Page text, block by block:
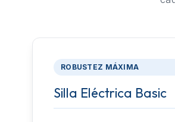
ROBUSTEZ MÁXIMA
Silla Eléctrica Basic